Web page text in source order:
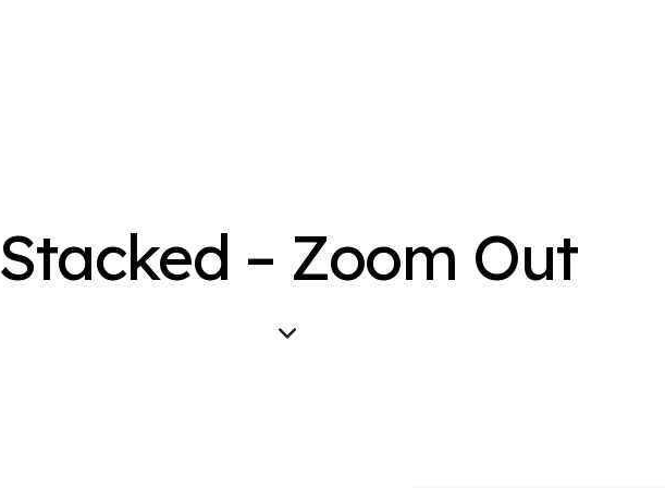
Stacked – Zoom Out